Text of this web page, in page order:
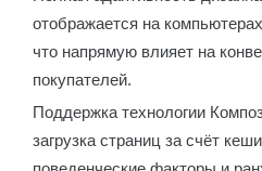
отображается на
что напрямую влияет на
покупателей.
Поддержка технологии
загрузка страниц за счёт